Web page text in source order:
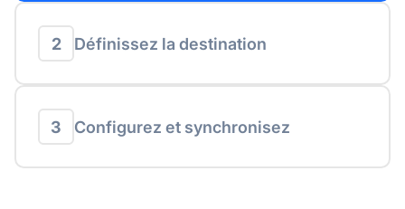
2 Définissez la destination
3 Configurez et synchronisez